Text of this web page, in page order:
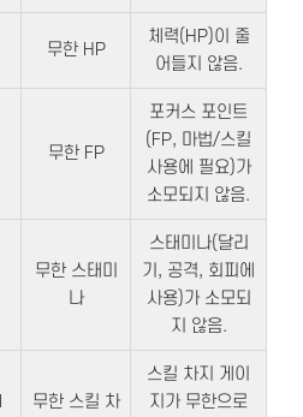
무한 HP
체력(HP)이 줄
어들지 않음.
무한 FP
포커스 포인트
(FP, 마법/스킬
사용에 필요)가
소모되지 않음.
무한 스태미
나
스태미나(달리
기, 공격, 회피에
사용)가 소모되
지 않음.
무한 스킬 차
스킬 차지 게이
지가 무한으로